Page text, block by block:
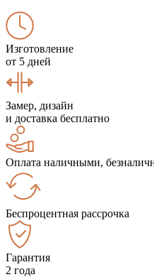
Изготовление
от 5 дней
Замер, дизайн
и доставка бесплатно
Оплата наличными,
Беспроцентная рассрочка
Гарантия
2 года